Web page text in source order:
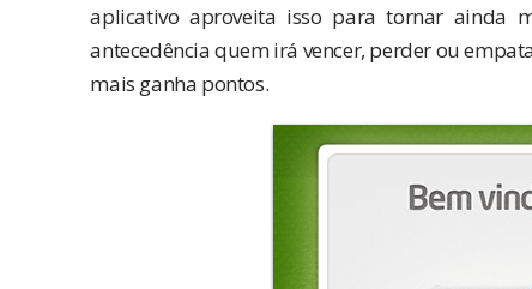
aplicativo aproveita isso para tornar ainda
antecedência quem irá vencer, perder ou
mais ganha pontos.